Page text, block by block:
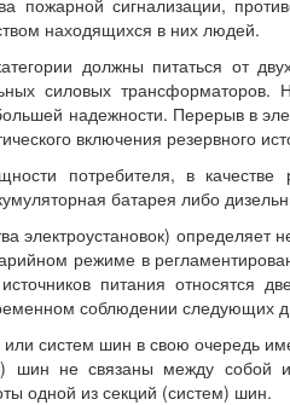
находящихся в них людей.
должны питаться от
силовых трансформаторов.
надежности. Перерыв в
включения резервного
потребителя, в качестве
батарея либо
электроустановок) определяет
режиме в
питания относятся
соблюдении следующих
или систем шин в свою очередь
шин не связаны между собой
одной из секций (систем) шин.